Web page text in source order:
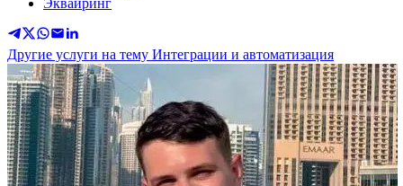
Эквайринг
Другие услуги на тему Интеграции и автоматизация